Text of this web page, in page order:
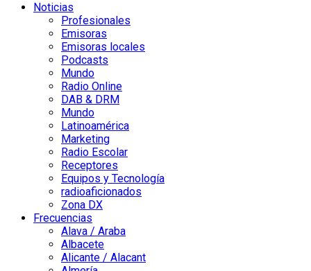
Noticias
Profesionales
Emisoras
Emisoras locales
Podcasts
Mundo
Radio Online
DAB & DRM
Mundo
Latinoamérica
Marketing
Radio Escolar
Receptores
Equipos y Tecnología
radioaficionados
Zona DX
Frecuencias
Alava / Araba
Albacete
Alicante / Alacant